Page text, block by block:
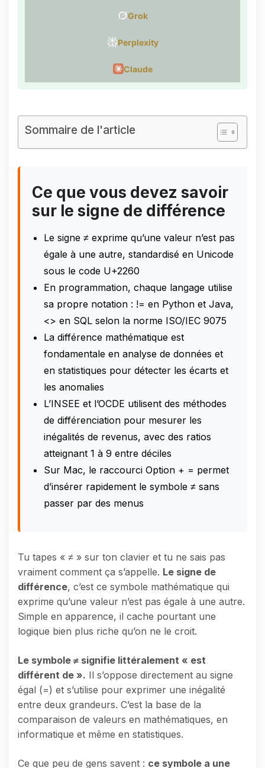
Grok
Perplexity
Claude
Sommaire de l'article
Ce que vous devez savoir
sur le signe de différence
Le signe ≠ exprime qu’une valeur n’est pas
égale à une autre, standardisé en Unicode
sous le code U+2260
En programmation, chaque langage utilise
sa propre notation : != en Python et Java,
<> en SQL selon la norme ISO/IEC 9075
La différence mathématique est
fondamentale en analyse de données et
en statistiques pour détecter les écarts et
les anomalies
L’INSEE et l’OCDE utilisent des méthodes
de différenciation pour mesurer les
inégalités de revenus, avec des ratios
atteignant 1 à 9 entre déciles
Sur Mac, le raccourci Option + = permet
d’insérer rapidement le symbole ≠ sans
passer par des menus
Tu tapes « ≠ » sur ton clavier et tu ne sais pas
vraiment comment ça s’appelle. Le signe de
différence, c’est ce symbole mathématique qui
exprime qu’une valeur n’est pas égale à une autre.
Simple en apparence, il cache pourtant une
logique bien plus riche qu’on ne le croit.
Le symbole ≠ signifie littéralement « est
différent de ». Il s’oppose directement au signe
égal (=) et s’utilise pour exprimer une inégalité
entre deux grandeurs. C’est la base de la
comparaison de valeurs en mathématiques, en
informatique et même en statistiques.
Ce que peu de gens savent : ce symbole a une